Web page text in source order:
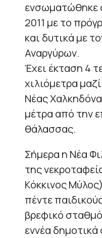
ενσωματώθηκε
2011 με το
και δυτικά με
Αναργύρων.
Έχει έκταση 4
χιλιόμετρα
Νέας
μέτρα από την
θάλασσας.
Σήμερα η Νέα
της
Κόκκινος
πέντε
βρεφικό
εννέα δημοτικά